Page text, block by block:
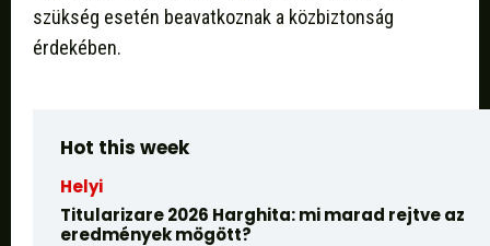
szükség esetén beavatkoznak a közbiztonság
érdekében.
Hot this week
Helyi
Titularizare 2026 Harghita: mi marad rejtve az
eredmények mögött?